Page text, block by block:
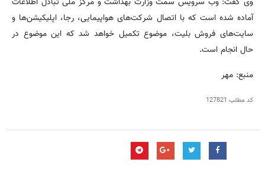
آماده شده است که با اتصال شرکت‌های هواپیمایی، رجا، اپلیکیشن‌ها و
سایت‌های فروش بلیت، موضوع تکمیل خواهد شد که این موضوع در
حال انجام است.
منبع: مهر
کد مطلب 127821